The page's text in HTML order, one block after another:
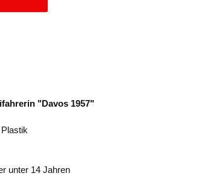
"Davos 1957"
unter 14 Jahren